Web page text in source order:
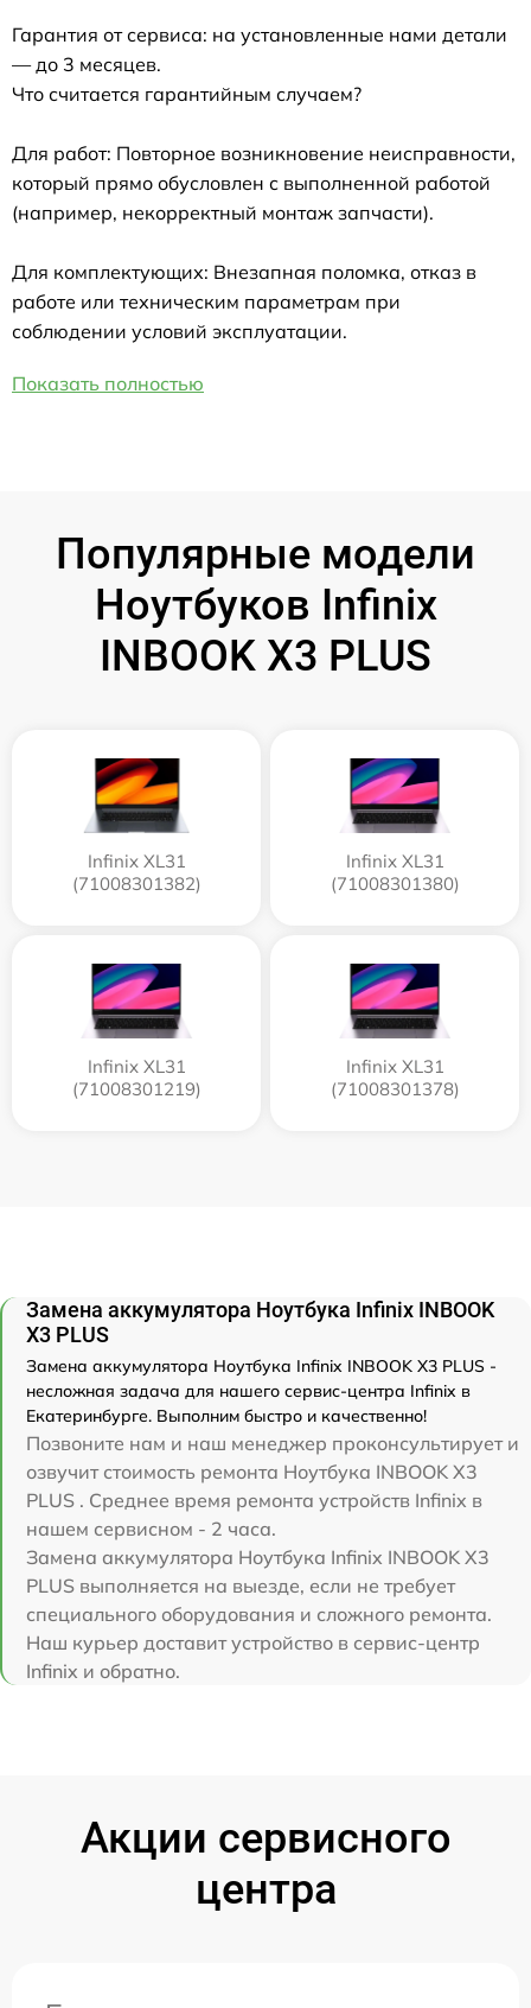
Гарантия от сервиса: на установленные нами детали
— до 3 месяцев.
Что считается гарантийным случаем?
Для работ: Повторное возникновение неисправности,
который прямо обусловлен с выполненной работой
(например, некорректный монтаж запчасти).
Для комплектующих: Внезапная поломка, отказ в
работе или техническим параметрам при
соблюдении условий эксплуатации.
Показать полностью
Популярные модели
Ноутбуков Infinix
INBOOK X3 PLUS
Infinix XL31
(71008301382)
Infinix XL31
(71008301380)
Infinix XL31
(71008301219)
Infinix XL31
(71008301378)
Замена аккумулятора Ноутбука Infinix INBOOK
X3 PLUS
Замена аккумулятора Ноутбука Infinix INBOOK X3 PLUS -
несложная задача для нашего сервис-центра Infinix в
Екатеринбурге. Выполним быстро и качественно!
Позвоните нам и наш менеджер проконсультирует и
озвучит стоимость ремонта Ноутбука INBOOK X3
PLUS . Среднее время ремонта устройств Infinix в
нашем сервисном - 2 часа.
Замена аккумулятора Ноутбука Infinix INBOOK X3
PLUS выполняется на выезде, если не требует
специального оборудования и сложного ремонта.
Наш курьер доставит устройство в сервис-центр
Infinix и обратно.
Акции сервисного
центра